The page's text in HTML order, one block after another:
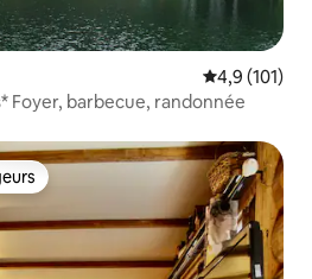
Évaluation
4,9 (101)
Foyer, barbecue, randonnée
les plus appréciés